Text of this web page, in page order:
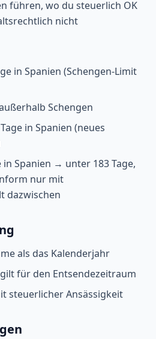
führen, wo du steuerlich OK
nicht
in Spanien (Schengen-Limit
Schengen
in Spanien (neues
in Spanien → unter 183 Tage,
nur mit
dazwischen
als das Kalenderjahr
für den Entsendezeitraum
steuerlicher Ansässigkeit